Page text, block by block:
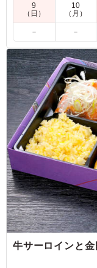
5.0
自身が1番気にな
した。 残さず食
う少し増えると嬉
にしておいた。結
ご利用シーン：会食
静岡県静岡市葵区黒
9
（日）
10
（月）
－ －
牛サーロインと